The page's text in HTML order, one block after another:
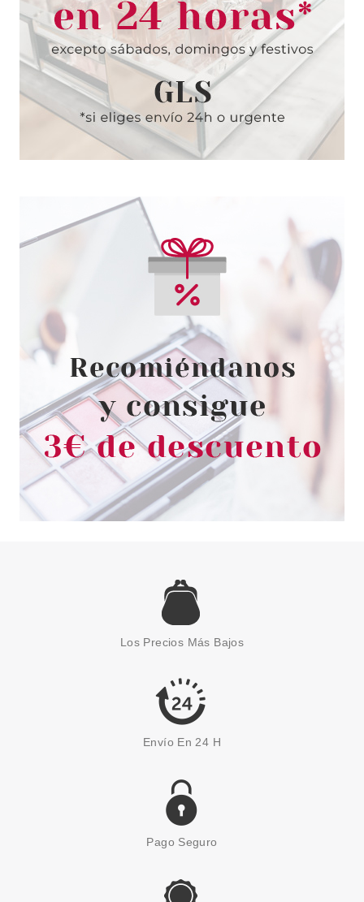
Pvr 128.50€
-35%
desde
82.95€
PACO RABANNE
PACO RABANNE PHANTOM
INTENSE EDP 200 ML VP
RECARGA
Pvr 151.50€
-35%
desde
97.90€
PACO RABANNE
PACO RABANNE PACO EDT 100
ML OFERTA
24.99€
Los Precios Más Bajos
Envío En 24 H
Pago Seguro